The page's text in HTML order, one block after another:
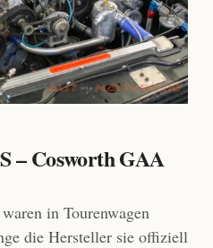
– Cosworth GAA
in Tourenwagen
die Hersteller sie offiziell